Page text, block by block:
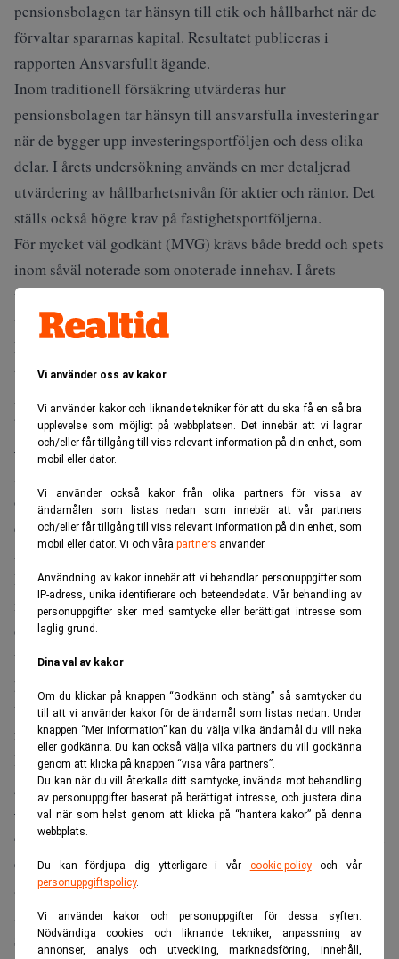
Vi använder oss av kakor
Vi använder kakor och liknande tekniker för att du ska få en så bra
upplevelse som möjligt på webbplatsen. Det innebär att vi lagrar
och/eller får tillgång till viss relevant information på din enhet, som
mobil eller dator.
Vi använder också kakor från olika partners för vissa av
ändamålen som listas nedan som innebär att vår partners
och/eller får tillgång till viss relevant information på din enhet, som
mobil eller dator. Vi och våra partners använder.
Användning av kakor innebär att vi behandlar personuppgifter som
IP-adress, unika identifierare och beteendedata. Vår behandling av
personuppgifter sker med samtycke eller berättigat intresse som
laglig grund.
Dina val av kakor
Om du klickar på knappen “Godkänn och stäng” så samtycker du
till att vi använder kakor för de ändamål som listas nedan. Under
knappen “Mer information” kan du välja vilka ändamål du vill neka
eller godkänna. Du kan också välja vilka partners du vill godkänna
genom att klicka på knappen “visa våra partners”.
Du kan när du vill återkalla ditt samtycke, invända mot behandling
av personuppgifter baserat på berättigat intresse, och justera dina
val när som helst genom att klicka på “hantera kakor” på denna
webbplats.
Du kan fördjupa dig ytterligare i vår cookie-policyoch vår
personuppgiftspolicy.
Vi använder kakor och personuppgifter för dessa syften:
Nödvändiga cookies och liknande tekniker, anpassning av
annonser, analys och utveckling, marknadsföring, innehåll,
pensionsbolagen tar hänsyn till etik och hållbarhet när de
förvaltar spararnas kapital. Resultatet publiceras i
rapporten Ansvarsfullt ägande.
Inom traditionell försäkring utvärderas hur
pensionsbolagen tar hänsyn till ansvarsfulla investeringar
när de bygger upp investeringsportföljen och dess olika
delar. I årets undersökning används en mer detaljerad
utvärdering av hållbarhetsnivån för aktier och räntor. Det
ställs också högre krav på fastighetsportföljerna.
För mycket väl godkänt (MVG) krävs både bredd och spets
inom såväl noterade som onoterade innehav. I årets
upplaga är det bara SPP som når upp till kraven för mycket
väl godkänt inom traditionell försäkring. Länsförsäkringar
Liv seglar vid årets granskning upp från en nionde plats
till en delad andraplats tillsammans med KPA följt av
Folksam Liv och Nordea Liv & Pension, som alla får
betyget väl godkänt.
–SPP utmärker sig framför allt för hanteringen av
fastighetportföljen, utifrån uppmätta energideklarationer
och miljömärkningar, samt för den höga lägstanivån för
den noterade aktie- och ränteportföljen, säger Kaj Elfgren,
Analysansvarig Liv & Pension vid Max Matthiessen.
Inom fondförsäkring betygsätts bolagens fondutbud,
möjligheten för spararna att skapa hållbara fondportföljer
och utifrån vilka kriterier pensionsbolagen upphandlar
fonder. Den guidning och information som erbjuds på
pensionsbolagens hemsidor och fondtorg utvärderas även
utifrån spararens perspektiv. SPP når högst placering inom
fondförsäkring tätt följt av Folksam Liv och
Handelsbanken Liv som alla får betyget mycket väl
godkänt.
–Hållbarhetsnivån på fondtorgen är generellt hög och den
ökar från år till år. Glädjande uppnår merparten av bolagen
ett högre betyg, tack vare att de har ett väl utvalt och
användbart fondutbud samtidigt som att de gör det enkelt
för spararna att välja hållbart, säger Kaj Elfgren.
Skarmavbild_2020-11-30_kl._07.46.24.png